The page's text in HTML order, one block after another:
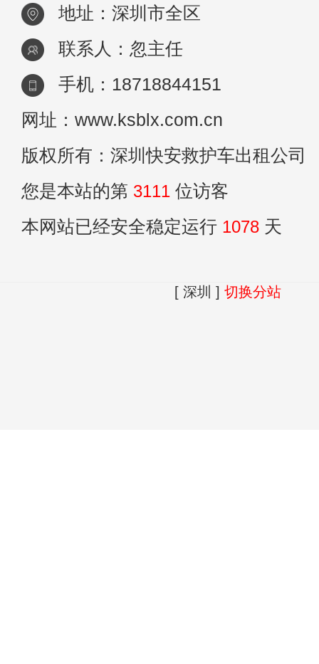
地址：深圳市全区
联系人：忽主任
手机：18718844151
网址：www.ksblx.com.cn
版权所有：深圳快安救护车出租公司
您是本站的第 3111 位访客
本网站已经安全稳定运行 1078 天
[ 深圳 ] 切换分站